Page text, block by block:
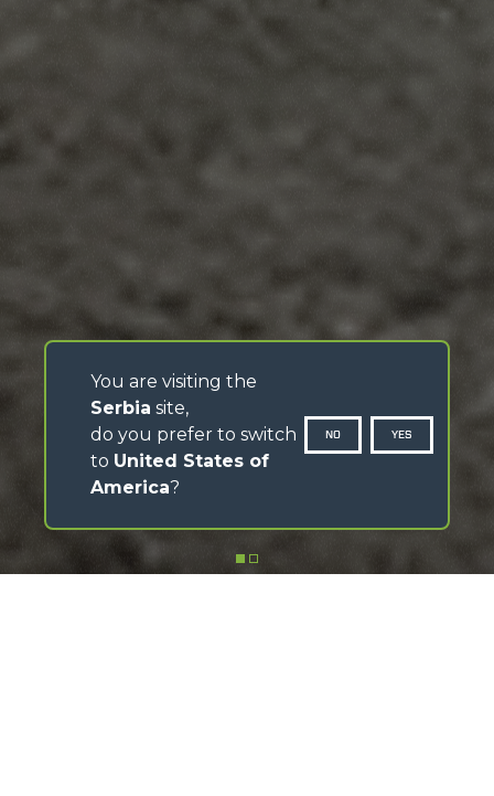
You are visiting the
Serbia site,
do you prefer to switch
to United States of
America?
NO YES